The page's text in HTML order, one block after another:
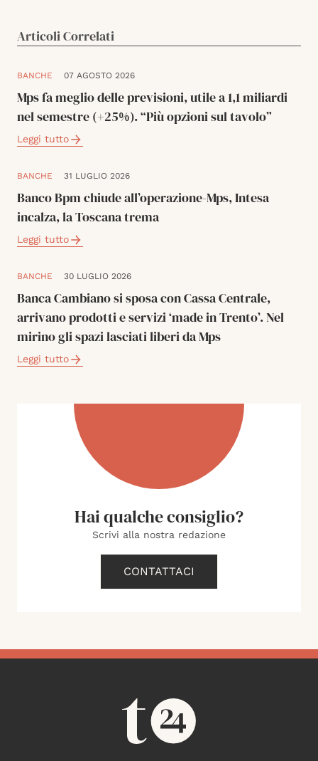
Articoli Correlati
BANCHE 07 AGOSTO 2026
Mps fa meglio delle previsioni, utile a 1,1 miliardi
nel semestre (+25%). “Più opzioni sul tavolo”
Leggi tutto
BANCHE 31 LUGLIO 2026
Banco Bpm chiude all’operazione-Mps, Intesa
incalza, la Toscana trema
Leggi tutto
BANCHE 30 LUGLIO 2026
Banca Cambiano si sposa con Cassa Centrale,
arrivano prodotti e servizi ‘made in Trento’. Nel
mirino gli spazi lasciati liberi da Mps
Leggi tutto
Hai qualche consiglio?
Scrivi alla nostra redazione
CONTATTACI